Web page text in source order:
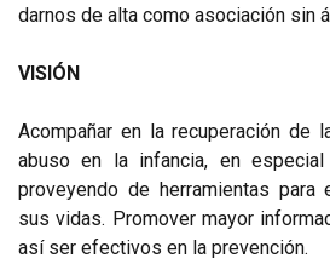
darnos de alta como asociación sin
VISIÓN
Acompañar en la recuperación de
abuso en la infancia, en
proveyendo de herramientas para
sus vidas. Promover mayor
así ser efectivos en la prevención.